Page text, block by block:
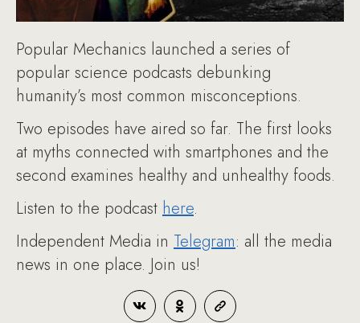
Popular Mechanics launched a series of
popular science podcasts debunking
humanity’s most common misconceptions.
Two episodes have aired so far. The first looks
at myths connected with smartphones and the
second examines healthy and unhealthy foods.
Listen to the podcast here.
Independent Media in Telegram: all the media
news in one place. Join us!